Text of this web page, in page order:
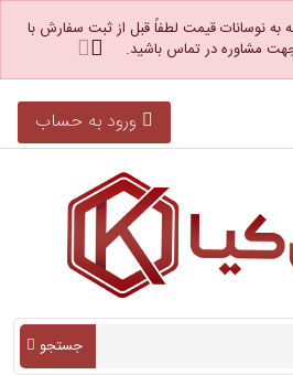
به نوسانات قیمت لطفاً قبل از ثبت سفارش با
مشاوره در تماس باشید.
ورود به حساب
جستجو